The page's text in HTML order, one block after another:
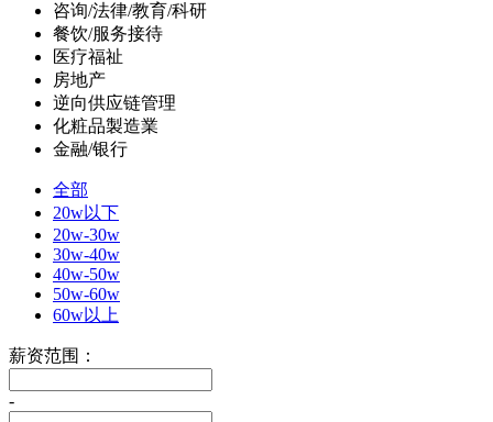
咨询/法律/教育/科研
餐饮/服务接待
医疗福祉
房地产
逆向供应链管理
化粧品製造業
金融/银行
全部
20w以下
20w-30w
30w-40w
40w-50w
50w-60w
60w以上
薪资范围：
-